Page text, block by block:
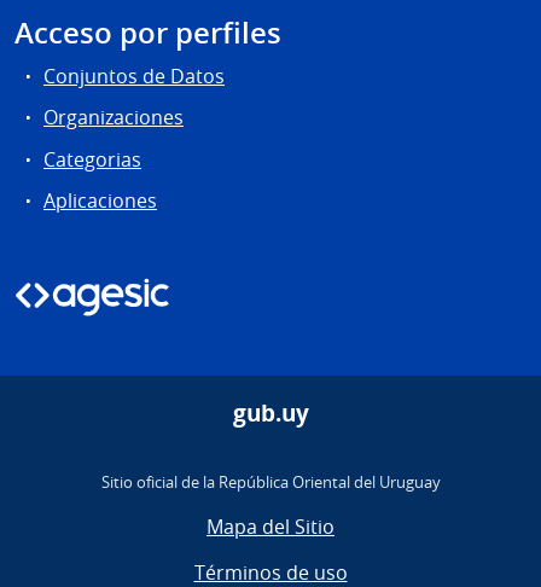
Acceso por perfiles
Conjuntos de Datos
Organizaciones
Categorias
Aplicaciones
gub.uy
Sitio oficial de la República Oriental del Uruguay
Mapa del Sitio
Términos de uso